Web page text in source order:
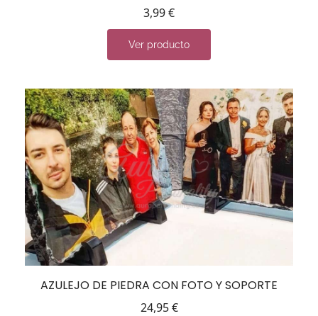
3,99€
Ver producto
AZULEJO DE PIEDRA CON FOTO Y SOPORTE
24,95€